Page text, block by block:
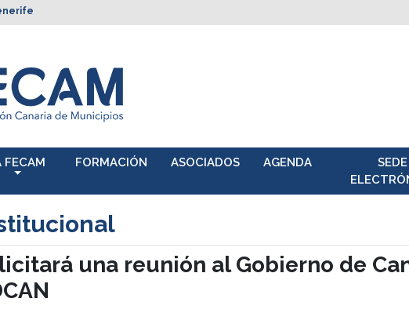
FECAM FORMACIÓN ASOCIADOS AGENDA
SEDE
una reunión al Gobierno de